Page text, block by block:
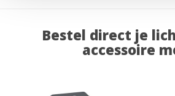
Bestel direct je
accessoire